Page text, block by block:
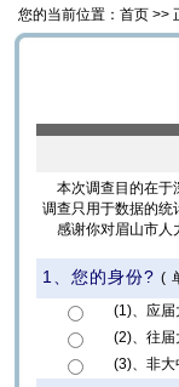
您的当前位置：首页 >>
本次调查目的在于
调查只用于数据的统
感谢你对眉山市人
1、您的身份? (
(1)、应届
(2)、往届
(3)、非大